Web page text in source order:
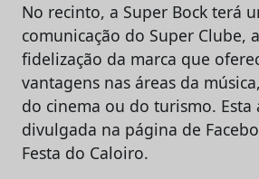
No recinto, a Super Bock terá
comunicação do Super Clube,
fidelização da marca que
vantagens nas áreas da
do cinema ou do turismo. Esta
divulgada na página de
Festa do Caloiro.